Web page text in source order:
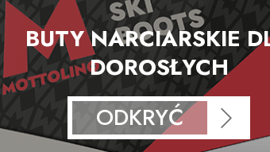
BUTY NARCIARSKIE
DOROSŁYCH
ODKRYĆ